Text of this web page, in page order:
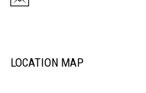
LOCATION MAP